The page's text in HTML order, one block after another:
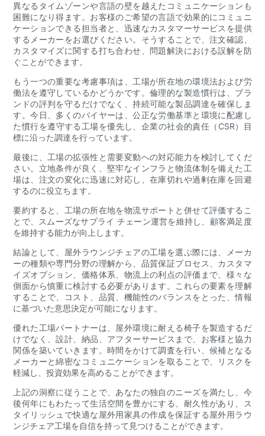
異なるタイムゾーンや言語の壁を越えたコミュニケーションも
困難になり得ます。お客様のご希望の言語で効果的にコミュニ
ケーションできる担当者と、迅速なカスタマーサービスを提供
するメーカーをお選びください。そうすることで、注文確認、
カスタマイズに関する打ち合わせ、問題解決における誤解を防
ぐことができます。
もう一つの重要な考慮事項は、工場が所在地の環境法および労
働法を遵守しているかどうかです。倫理的な製造慣行は、ブラ
ンドの評判を守るだけでなく、持続可能な製品調達を確保しま
す。今日、多くのバイヤーは、公正な労働基準と環境に配慮し
た慣行を遵守する工場を優先し、企業の社会的責任（CSR）目
標に沿った調達を行っています。
最後に、工場の拡張性と需要変動への対応能力を検討してくだ
さい。立地条件が良く、堅牢なインフラと物流体制を備えた工
場は、注文の変化に迅速に対応し、在庫切れや過剰在庫を回避
するのに役立ちます。
要約すると、工場の所在地を物流サポートと併せて評価するこ
とで、スムーズなサプライ チェーン運営を維持し、顧客満足度
を維持する能力が向上します。
結論として、屋外ラウンジチェアの工場を選ぶ際には、メーカ
ーの種類や専門分野の理解から、品質保証プロセス、カスタマ
イズオプション、価格体系、物流上の利点の評価まで、様々な
側面から慎重に検討する必要があります。これらの要素を理解
することで、コスト、品質、機能性のバランスをとった、情報
に基づいた意思決定が可能になります。
優れた工場パートナーは、屋外環境に耐える椅子を製造するだ
けでなく、設計、納品、アフターサービスまで、お客様と協力
関係を築いていきます。時間をかけて調査を行い、候補となる
メーカーと綿密なコミュニケーションを取ることで、リスクを
軽減し、投資効果を高めることができます。
上記の洞察に従うことで、あなたの独自のニーズを満たし、今
後何年にもわたって生活空間を豊かにする、耐久性があり、ス
タイリッシュで快適な屋外用家具の作成を保証する屋外用ラウ
ンジチェア工場を自信を持って見つけることができます。